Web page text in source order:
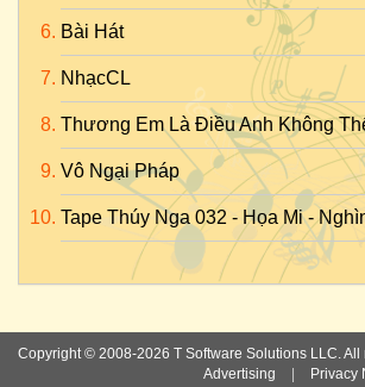
Bài Hát
NhạcCL
Thương Em Là Điều Anh Không
Vô Ngại Pháp
Tape Thúy Nga 032 - Họa Mi -
Copyright © 2008-2026 T Software Solutions LLC. All
Advertising
Privacy